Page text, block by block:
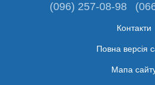
(096) 257-08-98
Контакти
Повна версія
Мапа